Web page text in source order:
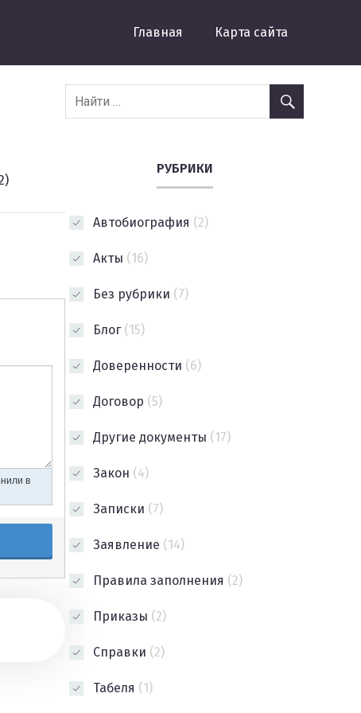
Главная Карта сайта
РУБРИКИ
Автобиография (2)
Акты (16)
Без рубрики (7)
Блог(15)
Доверенности (6)
Договор (5)
Другие документы (17)
Закон (4)
Записки (7)
Заявление (14)
Правила заполнения (2)
Приказы (2)
Справки (2)
Табеля (1)